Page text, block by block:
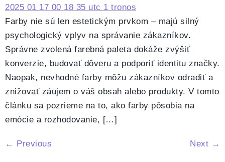
Farby nie sú len estetickým prvkom – majú silný
psychologický vplyv na správanie zákazníkov.
Správne zvolená farebná paleta dokáže zvýšiť
konverzie, budovať dôveru a podporiť identitu značky.
Naopak, nevhodné farby môžu zákazníkov odradiť a
znižovať záujem o váš obsah alebo produkty. V tomto
článku sa pozrieme na to, ako farby pôsobia na
emócie a rozhodovanie, […]
← Previous Next →